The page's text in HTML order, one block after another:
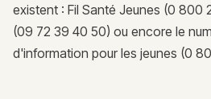
existent : Fil Santé Jeunes (0 800
(09 72 39 40 50) ou encore le
d'information pour les jeunes (0